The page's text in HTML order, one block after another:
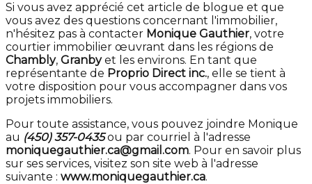
Si vous avez apprécié cet article de blogue et que
vous avez des questions concernant l'immobilier,
n'hésitez pas à contacter Monique Gauthier, votre
courtier immobilier œuvrant dans les régions de
Chambly, Granbyet les environs. En tant que
représentante de Proprio Direct inc., elle se tient à
votre disposition pour vous accompagner dans vos
projets immobiliers.
Pour toute assistance, vous pouvez joindre Monique
au (450) 357-0435ou par courriel à l'adresse
moniquegauthier.ca@gmail.com. Pour en savoir plus
sur ses services, visitez son site web à l'adresse
suivante : www.moniquegauthier.ca.